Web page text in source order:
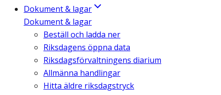
Dokument & lagar
Dokument & lagar
Beställ och ladda ner
Riksdagens öppna data
Riksdagsförvaltningens diarium
Allmänna handlingar
Hitta äldre riksdagstryck